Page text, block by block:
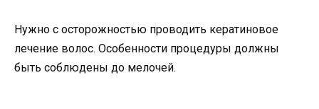
Нужно с осторожностью проводить кератиновое
лечение волос. Особенности процедуры должны
быть соблюдены до мелочей.